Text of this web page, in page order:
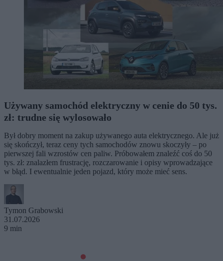
Używany samochód elektryczny w cenie do 50 tys.
zł: trudne się wylosowało
Był dobry moment na zakup używanego auta elektrycznego. Ale już
się skończył, teraz ceny tych samochodów znowu skoczyły – po
pierwszej fali wzrostów cen paliw. Próbowałem znaleźć coś do 50
tys. zł: znalazłem frustrację, rozczarowanie i opisy wprowadzające
w błąd. I ewentualnie jeden pojazd, który może mieć sens.
Tymon Grabowski
31.07.2026
9 min